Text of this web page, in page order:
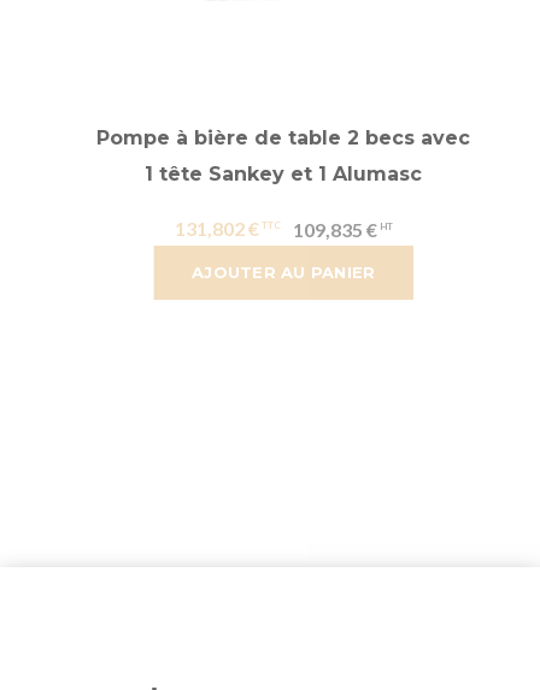
AJOUTER AU PANIER
Pompe à bière de table 2 becs avec
1 tête Sankey et 1 Alumasc
131,802 € 109,835 €